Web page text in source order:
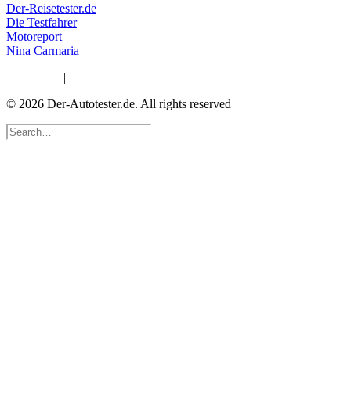
Der-Reisetester.de
Die Testfahrer
Motoreport
Nina Carmaria
|
© 2026 Der-Autotester.de. All rights reserved